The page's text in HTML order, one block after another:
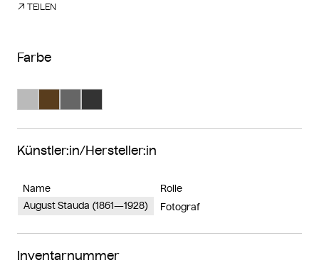
TEILEN
Farbe
Künstler:in/Hersteller:in
Name
Rolle
August Stauda (1861—1928)
Fotograf
Inventarnummer